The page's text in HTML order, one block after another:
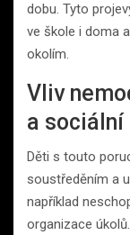
dobu. Tyto
ve škole i doma
okolím.
Vliv
a
Děti s touto
soustředěním a
například
organizace